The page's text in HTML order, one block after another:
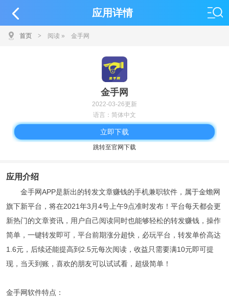
应用详情
首页 > 阅读 » 金手网
金手网
2022-03-26更新
语言：简体中文
立即下载
跳转至官网下载
应用介绍
金手网APP是新出的转发文章赚钱的手机兼职软件，属于金蟾网
旗下新平台，将在2021年3月4号上午9点准时发布！平台每天都会更
新热门的文章资讯，用户自己阅读同时也能够轻松的转发赚钱，操作
简单，一键转发即可，平台前期涨分超快，必玩平台，转发单价高达
1.6元，后续还能提高到2.5元每次阅读，收益只需要满10元即可提
现，当天到账，喜欢的朋友可以试试看，超级简单！
金手网软件特点：